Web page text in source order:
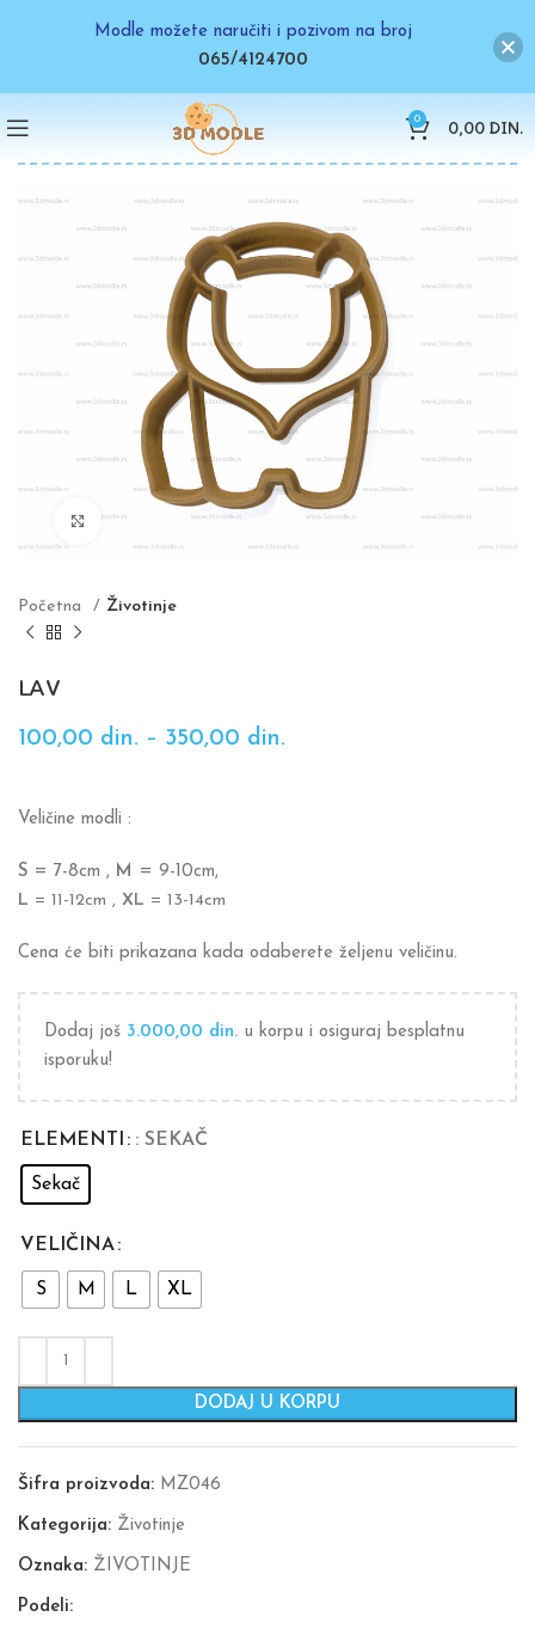
0 0,00 DIN.
Click to enlarge
Početna Životinje
LAV
100,00 din. – 350,00 din.
Veličine modli :
S = 7-8cm , M
= 9-10cm,
L = 11-12cm , XL = 13-14cm
Cena će biti prikazana kada odaberete željenu veličinu.
Dodaj još 3.000,00 din. u korpu i osiguraj besplatnu
isporuku!
ELEMENTI : SEKAČ
Sekač
VELIČINA
S M L XL
DODAJ U KORPU
Šifra proizvoda: MZ046
Kategorija: Životinje
Oznaka: ŽIVOTINJE
Podeli:
Modle možete naručiti i pozivom na broj
065/4124700